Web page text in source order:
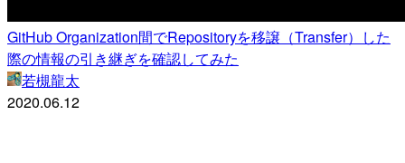
GitHub Organization間でRepositoryを移譲（Transfer）した
際の情報の引き継ぎを確認してみた
若槻龍太
2020.06.12